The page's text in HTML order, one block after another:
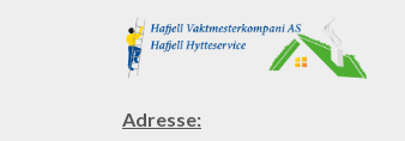
Adresse: